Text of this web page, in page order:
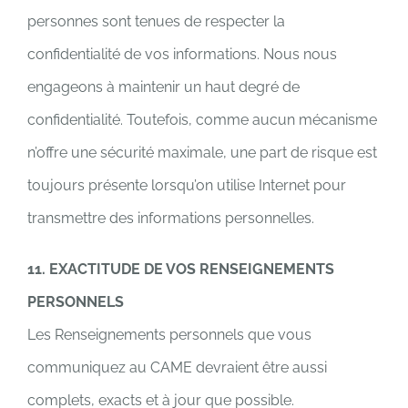
personnes sont tenues de respecter la
confidentialité de vos informations. Nous nous
engageons à maintenir un haut degré de
confidentialité. Toutefois, comme aucun mécanisme
n’offre une sécurité maximale, une part de risque est
toujours présente lorsqu’on utilise Internet pour
transmettre des informations personnelles.
11. EXACTITUDE DE VOS RENSEIGNEMENTS
PERSONNELS
Les Renseignements personnels que vous
communiquez au CAME devraient être aussi
complets, exacts et à jour que possible.